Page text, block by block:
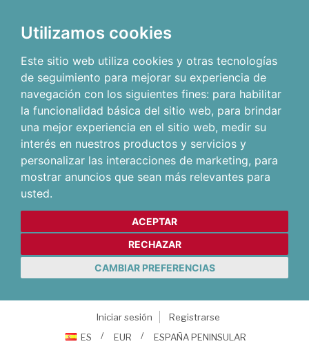
Utilizamos cookies
Este sitio web utiliza cookies y otras tecnologías
de seguimiento para mejorar su experiencia de
navegación con los siguientes fines: para habilitar
la funcionalidad básica del sitio web, para brindar
una mejor experiencia en el sitio web, medir su
interés en nuestros productos y servicios y
personalizar las interacciones de marketing, para
mostrar anuncios que sean más relevantes para
usted.
ACEPTAR
RECHAZAR
CAMBIAR PREFERENCIAS
Iniciar sesión
Registrarse
ES
EUR ESPAÑA PENINSULAR